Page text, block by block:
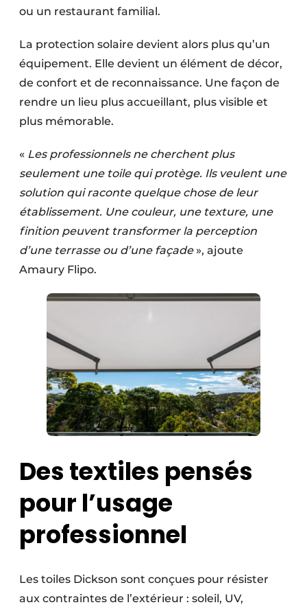
ou un restaurant familial.
La protection solaire devient alors plus qu’un
équipement. Elle devient un élément de décor,
de confort et de reconnaissance. Une façon de
rendre un lieu plus accueillant, plus visible et
plus mémorable.
« Les professionnels ne cherchent plus
seulement une toile qui protège. Ils veulent une
solution qui raconte quelque chose de leur
établissement. Une couleur, une texture, une
finition peuvent transformer la perception
d’une terrasse ou d’une façade», ajoute
Amaury Flipo.
Des textiles pensés
pour l’usage
professionnel
Les toiles Dickson sont conçues pour résister
aux contraintes de l’extérieur : soleil, UV,